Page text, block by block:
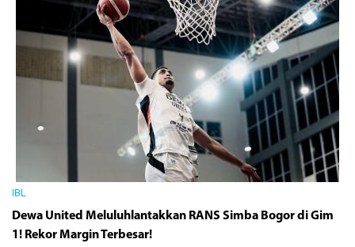
IBL
Dewa United Meluluhlantakkan RANS Simba Bogor di Gim
1! Rekor Margin Terbesar!